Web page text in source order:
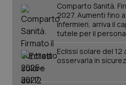
Comparto Sanità.
2027. Aumenti fino
infermieri, arriva il
tutele per il
Eclissi solare del
osservarla in
_ga